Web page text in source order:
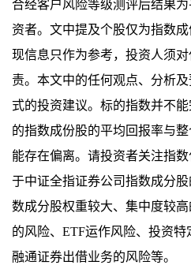
合经客户风险等级测评后结果
资者。文中提及个股仅为指数
现信息只作为参考，投资人须
责。本文中的任何观点、分析
式的投资建议。标的指数并不
的指数成份股的平均回报率与
能存在偏离。请投资者关注指
于中证全指证券公司指数成分
数成分股权重较大、集中度较
的风险、ETF运作风险、投资
融通证券出借业务的风险等。